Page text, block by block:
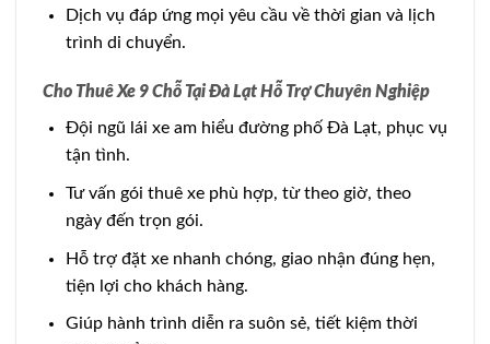
Dịch vụ đáp ứng mọi yêu cầu về thời gian và lịch
trình di chuyển.
Cho Thuê Xe 9 Chỗ Tại Đà Lạt Hỗ Trợ Chuyên Nghiệp
Đội ngũ lái xe am hiểu đường phố Đà Lạt, phục vụ
tận tình.
Tư vấn gói thuê xe phù hợp, từ theo giờ, theo
ngày đến trọn gói.
Hỗ trợ đặt xe nhanh chóng, giao nhận đúng hẹn,
tiện lợi cho khách hàng.
Giúp hành trình diễn ra suôn sẻ, tiết kiệm thời